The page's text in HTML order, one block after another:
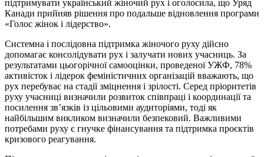
підтримувати український жіночий рух і оголосила, що Уряд
Канади прийняв рішення про подальше відновлення програми
«Голос жінок і лідерство».
Системна і послідовна підтримка жіночого руху дійсно
допомагає консолідувати рух і залучати нових учасниць. За
результатами цьогорічної самооцінки, проведеної УЖФ, 78%
активісток і лідерок феміністичних організацій вважають, що
рух перебуває на стадії зміцнення і зрілості. Серед пріоритетів
руху учасниці визначили розвиток співпраці і координації та
посилення зв’язків із цільовими аудиторіями, тоді як
найбільшим викликом визначили безпековий. Важливими
потребами руху є гнучке фінансування та підтримка проєктів
кризового реагування.